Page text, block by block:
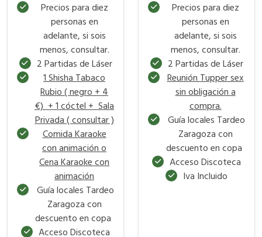
Precios para diez
personas en
adelante, si sois
menos, consultar.
2 Partidas de Láser
1 Shisha Tabaco
Rubio ( negro + 4
€) + 1 cóctel + Sala
Privada ( consultar )
Comida Karaoke
con animación o
Cena Karaoke con
animación
Guía locales Tardeo
Zaragoza con
descuento en copa
Acceso Discoteca
Precios para diez
personas en
adelante, si sois
menos, consultar.
2 Partidas de Láser
Reunión Tupper sex
sin obligación a
compra.
Guía locales Tardeo
Zaragoza con
descuento en copa
Acceso Discoteca
Iva Incluido